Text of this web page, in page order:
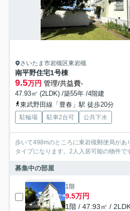
さいたま市岩槻区東岩槻
南平野住宅1号棟
9.5万円 管理/共益費-
47.93㎡ (2LDK) /築55年 /4階建
東武野田線「豊春」駅 徒歩20分
駐輪場 駐車2台可 公共下水
歩いて498mのところに東岩槻郵便局があ
タイプになります。2人入居可能の物件で
募集中の部屋
1階
9.5万円
1階 / 47.93㎡ /